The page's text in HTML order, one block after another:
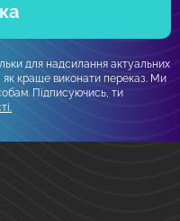
для надсилання актуальних
як краще виконати переказ. Ми
Підписуючись, ти